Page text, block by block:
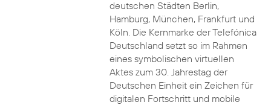
deutschen Städten Berlin,
Hamburg, München, Frankfurt und
Köln. Die Kernmarke der Telefónica
Deutschland setzt so im Rahmen
eines symbolischen virtuellen
Aktes zum 30. Jahrestag der
Deutschen Einheit ein Zeichen für
digitalen Fortschritt und mobile